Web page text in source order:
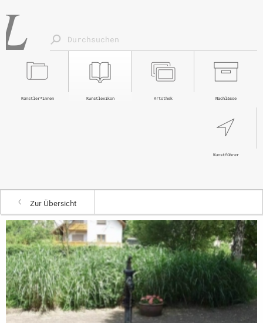
Nachlässe
Artothek
Kunstlexikon
Künstler*innen
Kunstführer
Zur Übersicht